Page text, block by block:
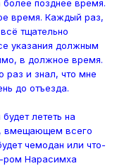
позднее время.
время. Каждый раз,
тщательно
указания должным
в должное время.
раз и знал, что мне
до отъезда.
лететь на
вмещающем всего
чемодан или что-
ром Нарасимха